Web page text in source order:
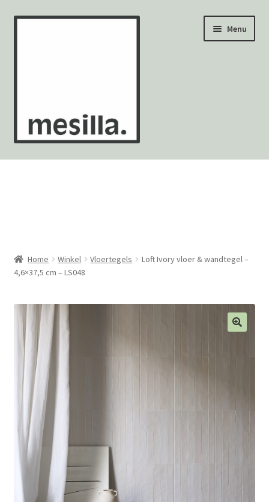
Ga
Ga
Menu
Wandtegels
Mozaïekvellen
Contact
Home Winkel Vloertegels
Loft Ivory vloer & wandtegel –
4,6×37,5 cm – LS048